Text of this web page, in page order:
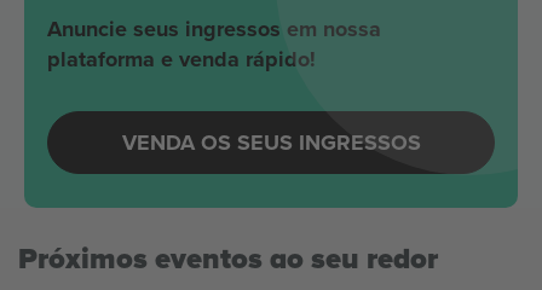
Anuncie seus ingressos em nossa
plataforma e venda rápido!
VENDA OS SEUS INGRESSOS
Próximos eventos ao seu redor